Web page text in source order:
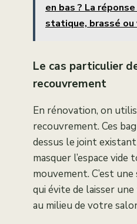
en bas ? La
statique, brassé
Le cas particulier
recouvrement
En rénovation, on
recouvrement. Ces
dessus le joint
masquer l’espace
mouvement. C’est
qui évite de laisser
au milieu de votre